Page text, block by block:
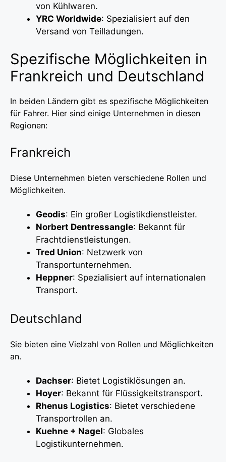
von Kühlwaren.
YRC Worldwide: Spezialisiert auf den
Versand von Teilladungen.
Spezifische Möglichkeiten in
Frankreich und Deutschland
In beiden Ländern gibt es spezifische Möglichkeiten
für Fahrer. Hier sind einige Unternehmen in diesen
Regionen:
Frankreich
Diese Unternehmen bieten verschiedene Rollen und
Möglichkeiten.
Geodis: Ein großer Logistikdienstleister.
Norbert Dentressangle: Bekannt für
Frachtdienstleistungen.
Tred Union: Netzwerk von
Transportunternehmen.
Heppner: Spezialisiert auf internationalen
Transport.
Deutschland
Sie bieten eine Vielzahl von Rollen und Möglichkeiten
an.
Dachser: Bietet Logistiklösungen an.
Hoyer: Bekannt für Flüssigkeitstransport.
Rhenus Logistics: Bietet verschiedene
Transportrollen an.
Kuehne + Nagel: Globales
Logistikunternehmen.